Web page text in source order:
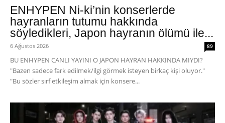
ENHYPEN Ni-ki’nin konserlerde
hayranların tutumu hakkında
söyledikleri, Japon hayranın ölümü ile...
6 Ağustos 2026 89
BU ENHYPEN CANLI YAYINI O JAPON HAYRAN HAKKINDA MIYDI?
"Bazen sadece fark edilmek/ilgi görmek isteyen birkaç kişi oluyor."
"Bu sözler sırf etkileşim almak için konsere...